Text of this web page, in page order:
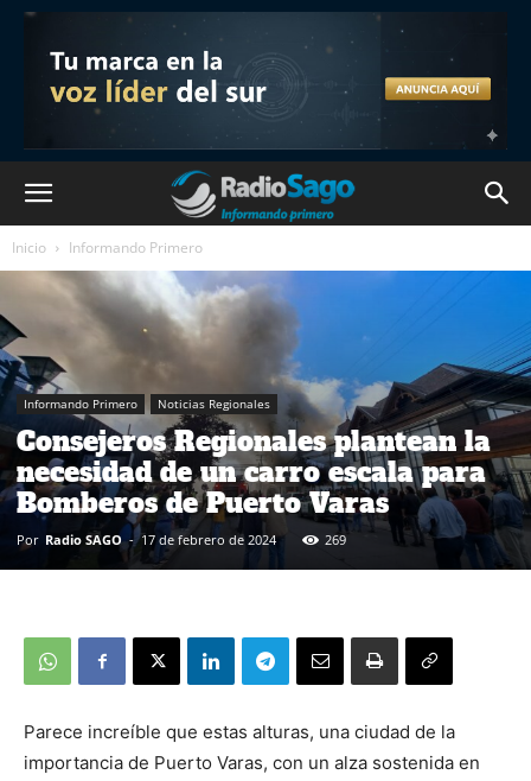
Inicio Informando Primero
Informando Primero Noticias Regionales
Consejeros Regionales plantean la
necesidad de un carro escala para
Bomberos de Puerto Varas
Por Radio SAGO - 17 de febrero de 2024 269
Parece increíble que estas alturas, una ciudad de la
importancia de Puerto Varas, con un alza sostenida en